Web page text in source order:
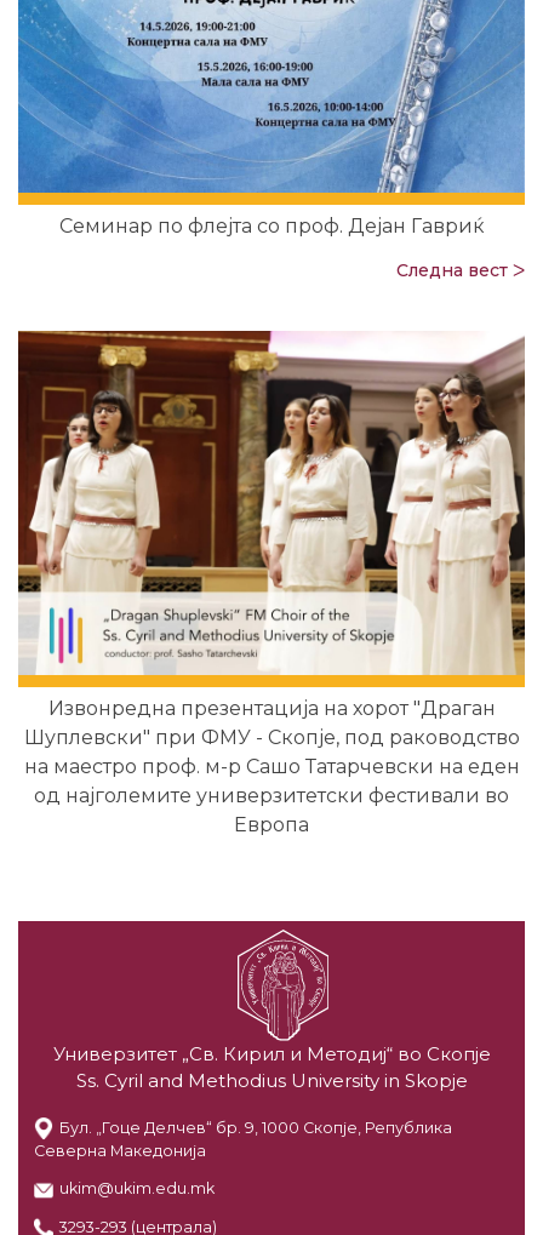
Семинар по флејта со проф. Дејан Гавриќ
Следна вест ᐳ
Извонредна презентација на хорот "Драган
Шуплевски" при ФМУ - Скопје, под раководство
на маестро проф. м-р Сашо Татарчевски на еден
од најголемите универзитетски фестивали во
Европа
Универзитет „Св. Кирил и Методиј“ во Скопје
Ss. Cyril and Methodius University in Skopje
Бул. „Гоце Делчев“ бр. 9, 1000 Скопје, Република
Северна Македонија
ukim@ukim.edu.mk
3293-293 (централа)